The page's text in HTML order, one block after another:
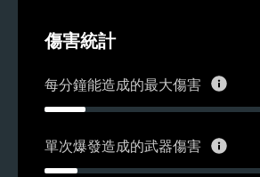
傷害統計
每分鐘能造成的最大傷害
單次爆發造成的武器傷害